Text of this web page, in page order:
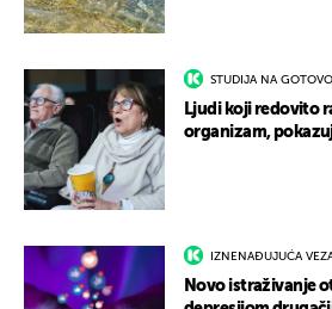
STUDIJA NA
Ljudi koji redovito
organizam,
IZNENAĐUJUĆA
Novo istraživanje